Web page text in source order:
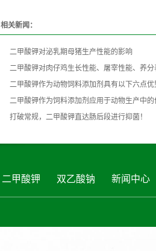
相关新闻：
二甲酸钾对泌乳期母猪生产性能的影响
二甲酸钾对肉仔鸡生长性能、屠宰性能、养
二甲酸钾作为动物饲料添加剂具有以下六点优
二甲酸钾作为饲料添加剂应用于动物生产中的
打破常规，二甲酸钾直达肠后段进行抑菌！
二甲酸钾 双乙酸钠 新闻中心